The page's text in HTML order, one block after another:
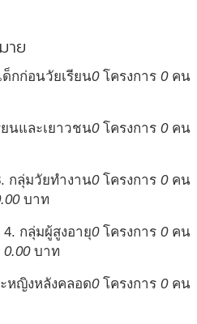
าย
ด็กก่อนวัยเรียน0โครงการ 0คน
ยนและเยาวชน0โครงการ 0คน
กลุ่มวัยทำงาน0โครงการ 0คน
บาท
4. กลุ่มผู้สูงอายุ0โครงการ 0คน
0.00บาท
หญิงหลังคลอด0โครงการ 0คน